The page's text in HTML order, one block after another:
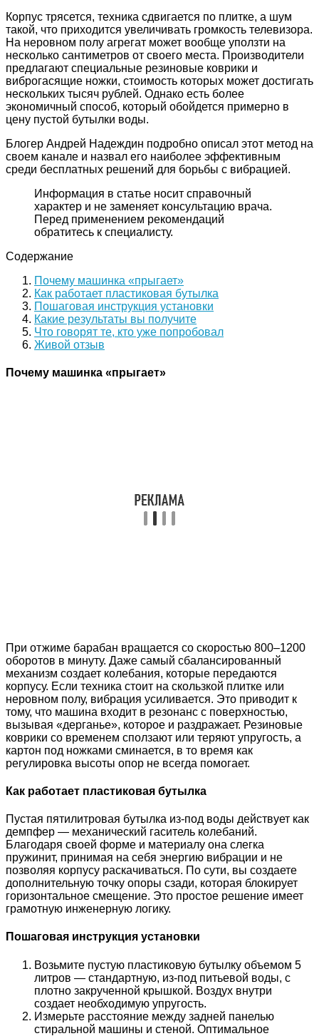
Корпус трясется, техника сдвигается по плитке, а шум
такой, что приходится увеличивать громкость телевизора.
На неровном полу агрегат может вообще уползти на
несколько сантиметров от своего места. Производители
предлагают специальные резиновые коврики и
виброгасящие ножки, стоимость которых может достигать
нескольких тысяч рублей. Однако есть более
экономичный способ, который обойдется примерно в
цену пустой бутылки воды.
Блогер Андрей Надеждин подробно описал этот метод на
своем канале и назвал его наиболее эффективным
среди бесплатных решений для борьбы с вибрацией.
Информация в статье носит справочный
характер и не заменяет консультацию врача.
Перед применением рекомендаций
обратитесь к специалисту.
Содержание
Почему машинка «прыгает»
Как работает пластиковая бутылка
Пошаговая инструкция установки
Какие результаты вы получите
Что говорят те, кто уже попробовал
Живой отзыв
Почему машинка «прыгает»
При отжиме барабан вращается со скоростью 800–1200
оборотов в минуту. Даже самый сбалансированный
механизм создает колебания, которые передаются
корпусу. Если техника стоит на скользкой плитке или
неровном полу, вибрация усиливается. Это приводит к
тому, что машина входит в резонанс с поверхностью,
вызывая «дерганье», которое и раздражает. Резиновые
коврики со временем сползают или теряют упругость, а
картон под ножками сминается, в то время как
регулировка высоты опор не всегда помогает.
Как работает пластиковая бутылка
Пустая пятилитровая бутылка из-под воды действует как
демпфер — механический гаситель колебаний.
Благодаря своей форме и материалу она слегка
пружинит, принимая на себя энергию вибрации и не
позволяя корпусу раскачиваться. По сути, вы создаете
дополнительную точку опоры сзади, которая блокирует
горизонтальное смещение. Это простое решение имеет
грамотную инженерную логику.
Пошаговая инструкция установки
Возьмите пустую пластиковую бутылку объемом 5
литров — стандартную, из-под питьевой воды, с
плотно закрученной крышкой. Воздух внутри
создает необходимую упругость.
Измерьте расстояние между задней панелью
стиральной машины и стеной. Оптимальное